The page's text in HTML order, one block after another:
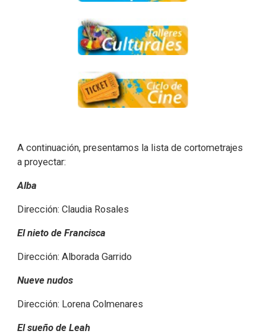
A continuación, presentamos la lista de cortometrajes
a proyectar:
Alba
Dirección: Claudia Rosales
El nieto de Francisca
Dirección: Alborada Garrido
Nueve nudos
Dirección: Lorena Colmenares
El sueño de Leah